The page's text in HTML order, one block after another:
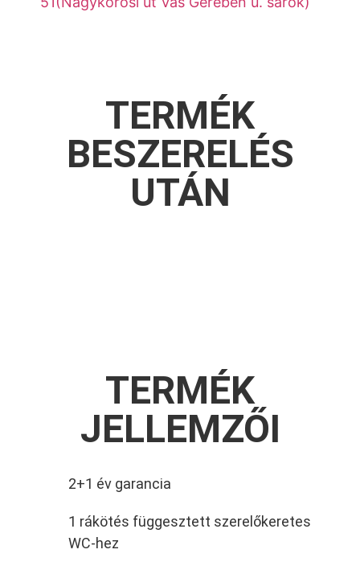
TERMÉK
BESZERELÉS
UTÁN
TERMÉK
JELLEMZŐI
2+1 év garancia
1 rákötés függesztett szerelőkeretes
WC-hez